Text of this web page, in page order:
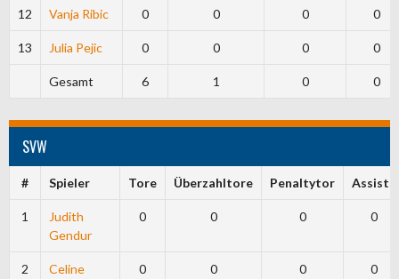
12 Vanja Ribic 0 0 0 0
13 Julia Pejic 0 0 0 0
Gesamt 6 1 0 0
SVW
# Spieler Tore Überzahltore Penaltytor Assists
1
Judith
Gendur
0 0 0 0
2
Celine
0 0 0 0